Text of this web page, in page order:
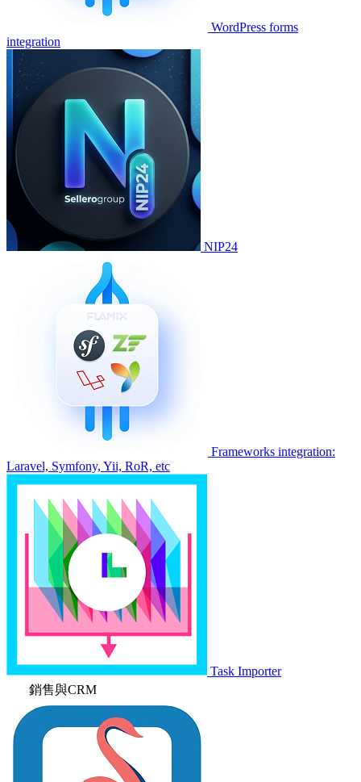
WordPress forms
integration
NIP24
Frameworks integration:
Laravel, Symfony, Yii, RoR, etc
Task Importer
銷售與CRM